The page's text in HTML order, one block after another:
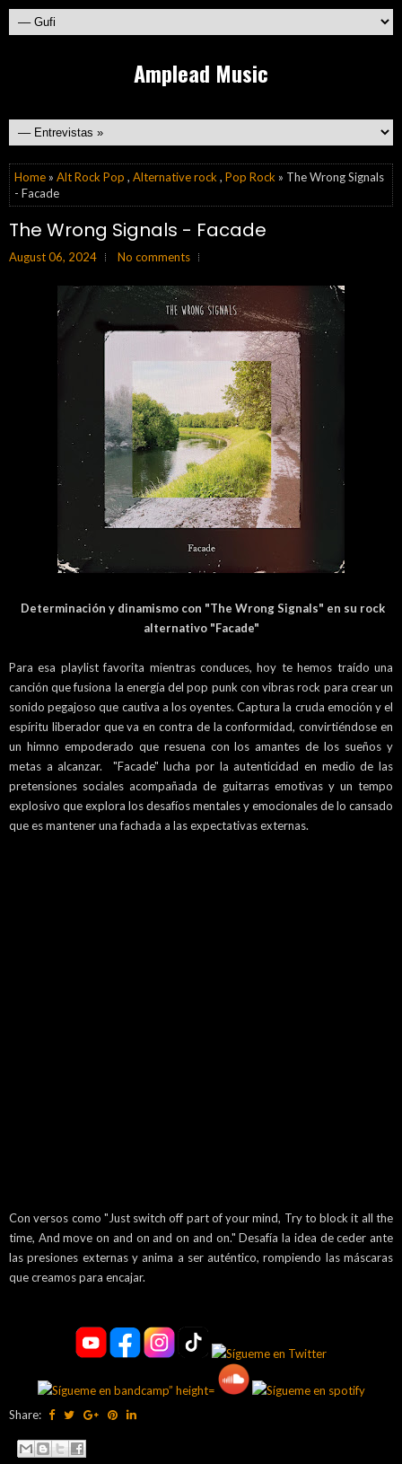
Amplead Music
Home » Alt Rock Pop , Alternative rock , Pop Rock » The Wrong Signals
- Facade
The Wrong Signals - Facade
August 06, 2024 No comments
Determinación y dinamismo con "The Wrong Signals" en su rock
alternativo "Facade"
Para esa playlist favorita mientras conduces, hoy te hemos traído una
canción que fusiona la energía del pop punk con vibras rock para crear un
sonido pegajoso que cautiva a los oyentes. Captura la cruda emoción y el
espíritu liberador que va en contra de la conformidad, convirtiéndose en
un himno empoderado que resuena con los amantes de los sueños y
metas a alcanzar. "Facade" lucha por la autenticidad en medio de las
pretensiones sociales acompañada de guitarras emotivas y un tempo
explosivo que explora los desafíos mentales y emocionales de lo cansado
que es mantener una fachada a las expectativas externas.
Con versos como "Just switch off part of your mind, Try to block it all the
time, And move on and on and on and on." Desafía la idea de ceder ante
las presiones externas y anima a ser auténtico, rompiendo las máscaras
que creamos para encajar.
Share: